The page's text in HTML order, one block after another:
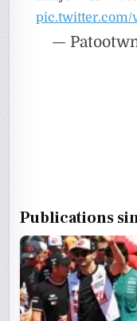
pic.twitter.com/
—
Publications